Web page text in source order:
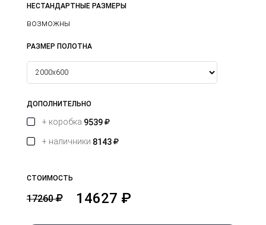
НЕСТАНДАРТНЫЕ РАЗМЕРЫ
возможны
РАЗМЕР ПОЛОТНА
ДОПОЛНИТЕЛЬНО
+ коробка 9539
+ наличники 8143
СТОИМОСТЬ
17260 14627 ₽